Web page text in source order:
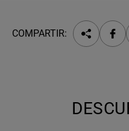
COMPARTIR: